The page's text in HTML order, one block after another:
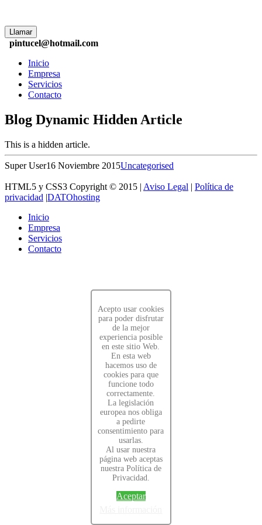
Llamar
pintucel@hotmail.com
Inicio
Empresa
Servicios
Contacto
Blog Dynamic Hidden Article
This is a hidden article.
Super User16 Noviembre 2015Uncategorised
HTML5 y CSS3 Copyright © 2015 | Aviso Legal | Política de
privacidad |DATOhosting
Inicio
Empresa
Servicios
Contacto
Acepto usar cookies
para poder disfrutar
de la mejor
experiencia posible
en este sitio Web.
En esta web
hacemos uso de
cookies para que
funcione todo
correctamente.
La legislación
europea nos obliga
a pedirte
consentimiento para
usarlas.
Al usar nuestra
página web aceptas
nuestra Política de
Privacidad.
Aceptar